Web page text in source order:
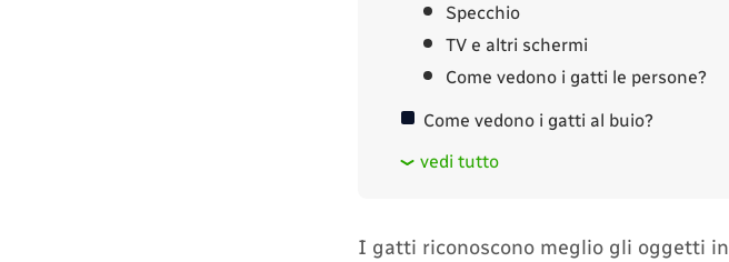
Specchio
TV e altri schermi
Come vedono i gatti le persone?
Come vedono i gatti al buio?
vedi tutto
I gatti riconoscono meglio gli oggetti